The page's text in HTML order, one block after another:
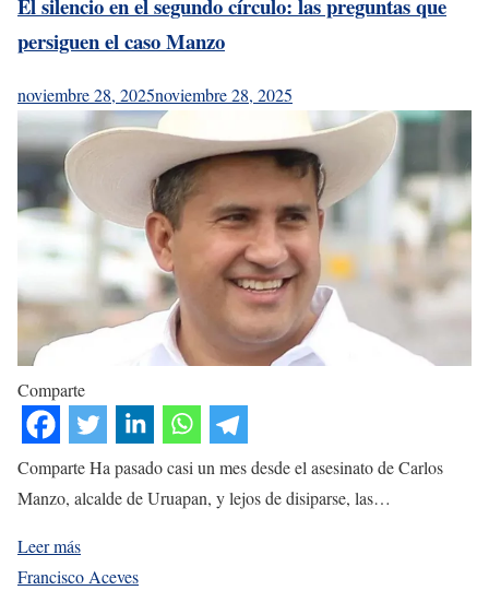
persiguen el caso Manzo
noviembre 28, 2025noviembre 28, 2025
Comparte
Comparte Ha pasado casi un mes desde el asesinato de Carlos
Manzo, alcalde de Uruapan, y lejos de disiparse, las…
Leer más
Francisco Aceves